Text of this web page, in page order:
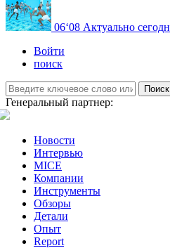
06‘08 Актуально
Войти
поиск
Поиск
Генеральный партнер:
Новости
Интервью
MICE
Компании
Инструменты
Обзоры
Детали
Опыт
Report